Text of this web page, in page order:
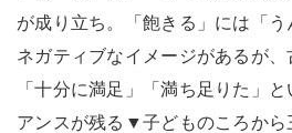
が成り立ち。「飽きる」には「
ネガティブなイメージがあるが
「十分に満足」「満ち足りた」
アンスが残る▼子どものころから